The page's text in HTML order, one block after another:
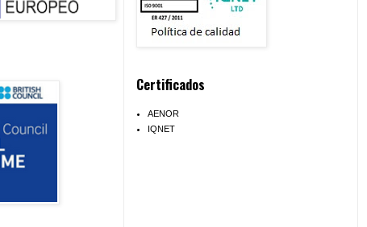
Certificados
AENOR
IQNET